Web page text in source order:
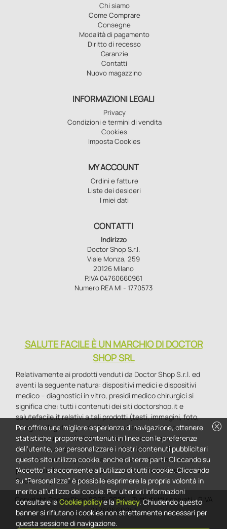
Chi siamo
Come Comprare
Consegne
Modalità di pagamento
Diritto di recesso
Garanzie
Contatti
Nuovo magazzino
INFORMAZIONI LEGALI
Privacy
Condizioni e termini di vendita
Cookies
Imposta Cookies
MY ACCOUNT
Ordini e fatture
Liste dei desideri
I miei dati
CONTATTI
Indirizzo
Doctor Shop S.r.l.
Viale Monza, 259
20126 Milano
P.IVA 04760660961
Numero REA MI - 1770573
SALUTE FACILE È UN MARCHIO DI DOCTOR
SHOP SRL
Relativamente ai prodotti venduti da Doctor Shop S.r.l. ed
aventi la seguente natura: dispositivi medici e dispositivi
medico – diagnostici in vitro, presidi medico chirurgici si
significa che: tutti i contenuti dei siti doctorshop.it e
salutefacile.it relativi a tali prodotti (testi, immagini, foto,
disegni, allegati e quant’altro) non hanno carattere né
natura di pubblicità. Tutti i contenuti devono intendersi e
sono di natura esclusivamente informativa e volti
esclusivamente a portare a conoscenza dei clienti e dei
potenziali clienti in fase di preacquisto i prodotti venduti da
Doctorshop attraverso la rete.
Copyright DoctorShop 2005-2026 - Tutti diritti riservati - P.IVA
04760660961
cancel
Per offrire una migliore esperienza di navigazione, ottenere
statistiche, proporre contenuti in linea con le preferenze
dell'utente, per personalizzare i nostri contenuti pubblicitari
questo sito utilizza cookie, anche di terze parti. Cliccando su
“Accetto” si acconsente all'utilizzo di tutti i cookie. Cliccando
su “Personalizza” è possibile esprimere la propria volontà in
merito all'utilizzo dei cookie. Per ulteriori informazioni
consultare la Cookie policye la Privacy. Chiudendo questo
banner si rifiutano i cookies non strettamente necessari per
questa sessione di navigazione.